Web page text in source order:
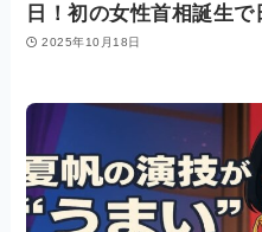
日！初の女性首相誕生で
2025年10月18日